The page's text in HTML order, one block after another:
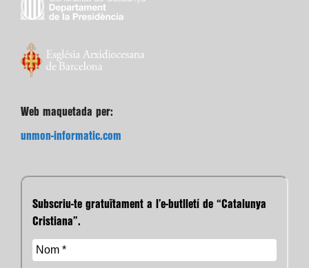
Web maquetada per:
unmon-informatic.com
Subscriu-te gratuïtament a l’e-butlletí de “Catalunya
Cristiana”.